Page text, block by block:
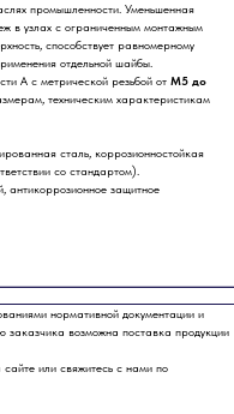
промышленности. Уменьшенная
в узлах с ограниченным монтажным
способствует равномерному
отдельной шайбы.
А с метрической резьбой от М5 до
техническим характеристикам
сталь, коррозионностойкая
со стандартом).
антикоррозионное защитное
нормативной документации и
заказчика возможна поставка продукции
или свяжитесь с нами по